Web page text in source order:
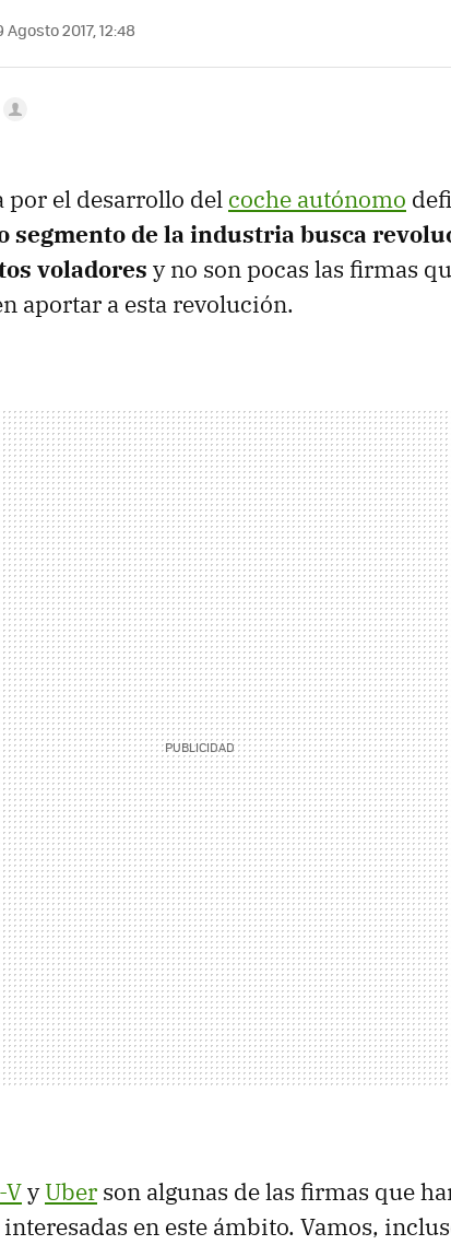
2017, 12:48
por el desarrollo del coche autónomo
segmento de la industria busca
voladores y no son pocas las firmas
aportar a esta revolución.
VyUber son algunas de las firmas que
en este ámbito. Vamos,